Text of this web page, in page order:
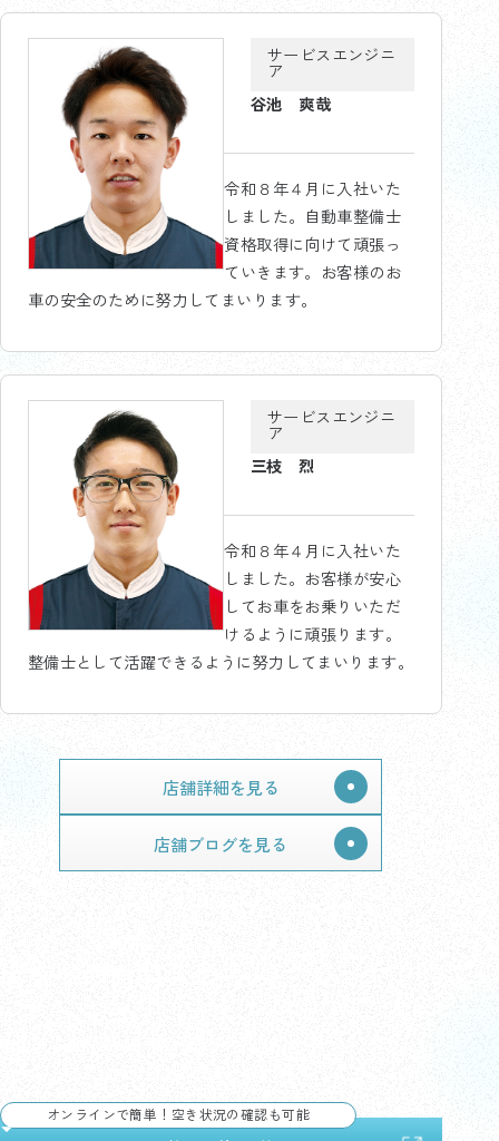
サービスエンジニ
ア
谷池 爽哉
令和８年４月に入社いた
しました。自動車整備士
資格取得に向けて頑張っ
ていきます。お客様のお
車の安全のために努力してまいります。
サービスエンジニ
ア
三枝 烈
令和８年４月に入社いた
しました。お客様が安心
してお車をお乗りいただ
けるように頑張ります。
整備士として活躍できるように努力してまいります。
店舗詳細を見る
店舗ブログを見る
オンラインで簡単！空き状況の確認も可能